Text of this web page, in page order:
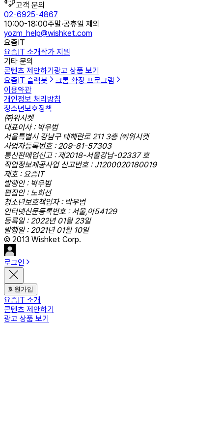
고객 문의
02-6925-4867
10:00-18:00주말·공휴일 제외
yozm_help@wishket.com
요즘IT
요즘IT 소개작가 지원
기타 문의
콘텐츠 제안하기 광고 상품 보기
요즘IT 슬랙봇
크롬 확장 프로그램
이용약관
개인정보 처리방침
청소년보호정책
㈜위시켓
대표이사 : 박우범
서울특별시 강남구 테헤란로 211 3층 ㈜위시켓
사업자등록번호 : 209-81-57303
통신판매업신고 : 제2018-서울강남-02337 호
직업정보제공사업 신고번호 : J1200020180019
제호 : 요즘IT
발행인 : 박우범
편집인 : 노희선
청소년보호책임자 : 박우범
인터넷신문등록번호 : 서울,아54129
등록일 : 2022년 01월 23일
발행일 : 2021년 01월 10일
© 2013 Wishket Corp.
로그인
회원가입
요즘IT 소개
콘텐츠 제안하기
광고 상품 보기